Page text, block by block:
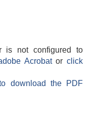
is not configured to
Acrobatorclick
download the PDF